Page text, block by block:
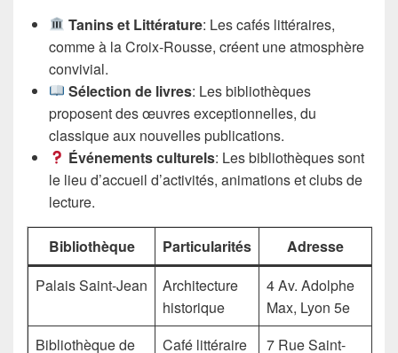
Tanins et Littérature: Les cafés littéraires,
comme à la Croix-Rousse, créent une atmosphère
convivial.
Sélection de livres: Les bibliothèques
proposent des œuvres exceptionnelles, du
classique aux nouvelles publications.
Événements culturels: Les bibliothèques sont
le lieu d’accueil d’activités, animations et clubs de
lecture.
Bibliothèque Particularités
Adresse
Palais Saint-Jean
Architecture
historique
4 Av. Adolphe
Max, Lyon 5e
Bibliothèque de
Café littéraire 7 Rue Saint-